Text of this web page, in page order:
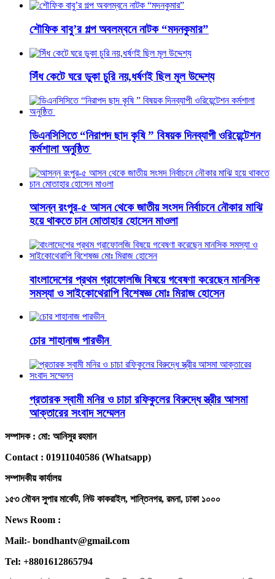
শৌফিক বাবু’র গল্প অবলম্বনে নাটক “মদনকুমার”
সিঁধ কেটে ঘরে ডুকা চুরি নয়,ধর্ষণই ছিল মূল উদ্দেশ্য
ডিএনসিসিতে “নিরাপদ ছাদ কৃষি ” বিষয়ক দিনব্যাপী ওরিয়েন্টেশন
কর্মশালা অনুষ্ঠিত
আসন্ন রংপুর-৫ আসন থেকে জাতীয় সংসদ নির্বাচনে নৌকার মাঝি
হয়ে থাকতে চান মোতাহার হোসেন মাওলা
বাংলাদেশের প্রথম গ্রাফোলজি বিষয়ে গবেষণা করেছেন মানসিক
সমস্যা ও সাইকোথেরাপি বিশেষজ্ঞ মোঃ মিরাজ হোসেন
চোর শাহানাজ পারভীন
প্রতারক স্বামী মনির ও চাচা রফিকুলের বিরুদ্ধে স্ত্রীর আসমা
আক্তারের সংবাদ সম্মেলন
সম্পাদক : মো: আনিসুর রহমান
Contact : 01911040586 (Whatsapp)
সম্পাদকীয় কার্যালয়
১৫৩ মৌবন সুপার মার্কেট, নিউ কাকরাইল, শান্তিনগর, রমনা, ঢাকা ১০০০
News Room :
Mail:- bondhantv@gmail.com
Tel: +8801612865794